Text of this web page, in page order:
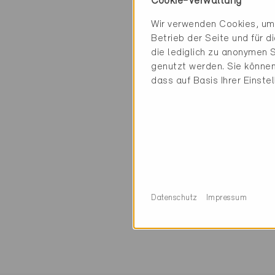
Wo in der
finden Sie auf der
Zu jedem
Die drei
Wohn- und
Minergie-
Wir verwenden Cookies,
Betrieb der Seite und für
die lediglich zu anonymen
genutzt werden. Sie
dass auf Basis Ihrer
Datenschutz Impressum